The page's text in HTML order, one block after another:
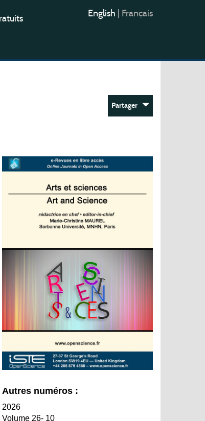
English Français
Partager
Autres numéros :
2026
Volume 26- 10